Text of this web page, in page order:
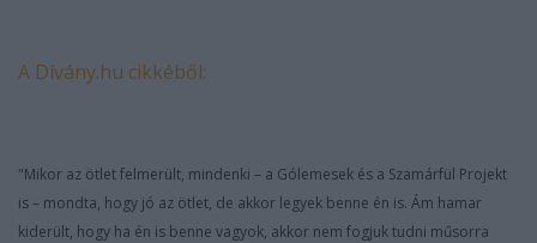
A Dívány.hu cikkéből:
"Mikor az ötlet felmerült, mindenki – a Gólemesek és a Szamárfül Projekt
is – mondta, hogy jó az ötlet, de akkor legyek benne én is. Ám hamar
kiderült, hogy ha én is benne vagyok, akkor nem fogjuk tudni műsorra